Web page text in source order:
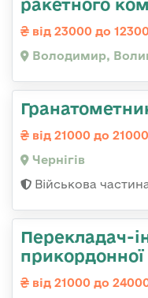
від 23000 до
Володимир,
від 21000 до
Чернігів
Військова
Перекладач-
від 21000 до